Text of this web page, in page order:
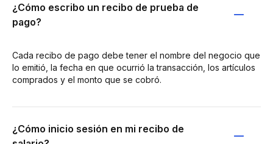
¿Cómo escribo un recibo de prueba de
pago?
Cada recibo de pago debe tener el nombre del negocio que
lo emitió, la fecha en que ocurrió la transacción, los artículos
comprados y el monto que se cobró.
¿Cómo inicio sesión en mi recibo de